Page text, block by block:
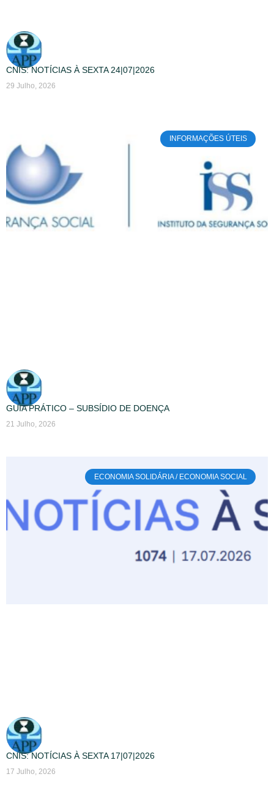
CNIS: NOTÍCIAS À SEXTA 24|07|2026
29 Julho, 2026
INFORMAÇÕES ÚTEIS
GUIA PRÁTICO – SUBSÍDIO DE DOENÇA
21 Julho, 2026
ECONOMIA SOLIDÁRIA / ECONOMIA SOCIAL
CNIS: NOTÍCIAS À SEXTA 17|07|2026
17 Julho, 2026